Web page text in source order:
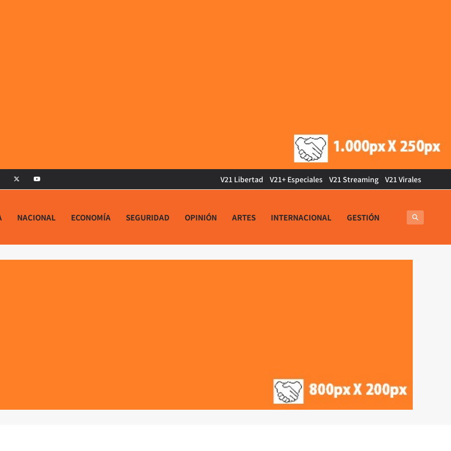
V21 Libertad V21+ Especiales V21 Streaming V21 Virales
NACIONAL ECONOMÍA SEGURIDAD OPINIÓN ARTES INTERNACIONAL GESTIÓN